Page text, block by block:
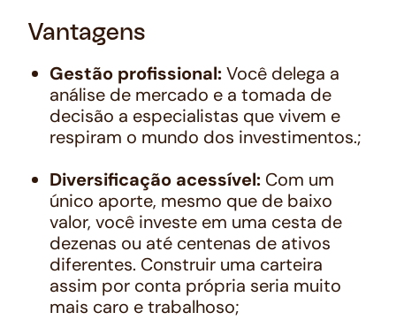
Vantagens
Gestão profissional:Você delega a
análise de mercado e a tomada de
decisão a especialistas que vivem e
respiram o mundo dos investimentos.;
Diversificação acessível: Com um
único aporte, mesmo que de baixo
valor, você investe em uma cesta de
dezenas ou até centenas de ativos
diferentes. Construir uma carteira
assim por conta própria seria muito
mais caro e trabalhoso;